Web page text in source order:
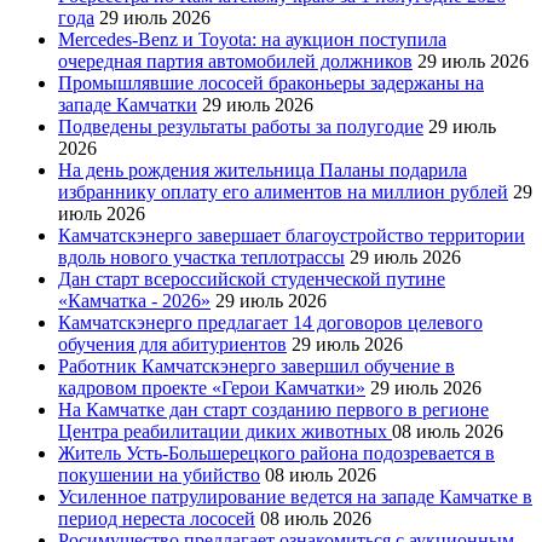
года 29 июль 2026
Mercedes-Benz и Toyota: на аукцион поступила
очередная партия автомобилей должников 29 июль 2026
Промышлявшие лососей браконьеры задержаны на
западе Камчатки 29 июль 2026
Подведены результаты работы за полугодие 29 июль
2026
На день рождения жительница Паланы подарила
избраннику оплату его алиментов на миллион рублей 29
июль 2026
Камчатскэнерго завершает благоустройство территории
вдоль нового участка теплотрассы 29 июль 2026
Дан старт всероссийской студенческой путине
«Камчатка - 2026» 29 июль 2026
Камчатскэнерго предлагает 14 договоров целевого
обучения для абитуриентов 29 июль 2026
Работник Камчатскэнерго завершил обучение в
кадровом проекте «Герои Камчатки» 29 июль 2026
На Камчатке дан старт созданию первого в регионе
Центра реабилитации диких животных 08 июль 2026
Житель Усть-Большерецкого района подозревается в
покушении на убийство 08 июль 2026
Усиленное патрулирование ведется на западе Камчатке в
период нереста лососей 08 июль 2026